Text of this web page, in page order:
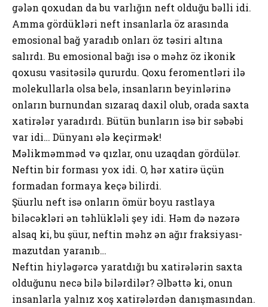
gələn qoxudan da bu varlığın neft olduğu bəlli idi.
Amma gördükləri neft insanlarla öz arasında
emosional bağ yaradıb onları öz təsiri altına
salırdı. Bu emosional bağı isə o məhz öz ikonik
qoxusu vasitəsilə qururdu. Qoxu feromentləri ilə
molekullarla olsa belə, insanların beyinlərinə
onların burnundan sızaraq daxil olub, orada saxta
xatirələr yaradırdı. Bütün bunların isə bir səbəbi
var idi… Dünyanı ələ keçirmək!
Məlikməmməd və qızlar, onu uzaqdan gördülər.
Neftin bir forması yox idi. O, hər xatirə üçün
formadan formaya keçə bilirdi.
Şüurlu neft isə onların ömür boyu rastlaya
biləcəkləri ən təhlükləli şey idi. Həm də nəzərə
alsaq ki, bu şüur, neftin məhz ən ağır fraksiyası-
mazutdan yaranıb…
Neftin hiyləgərcə yaratdığı bu xatirələrin saxta
olduğunu necə bilə bilərdilər? Əlbəttə ki, onun
insanlarla yalnız xoş xatirələrdən danışmasından.